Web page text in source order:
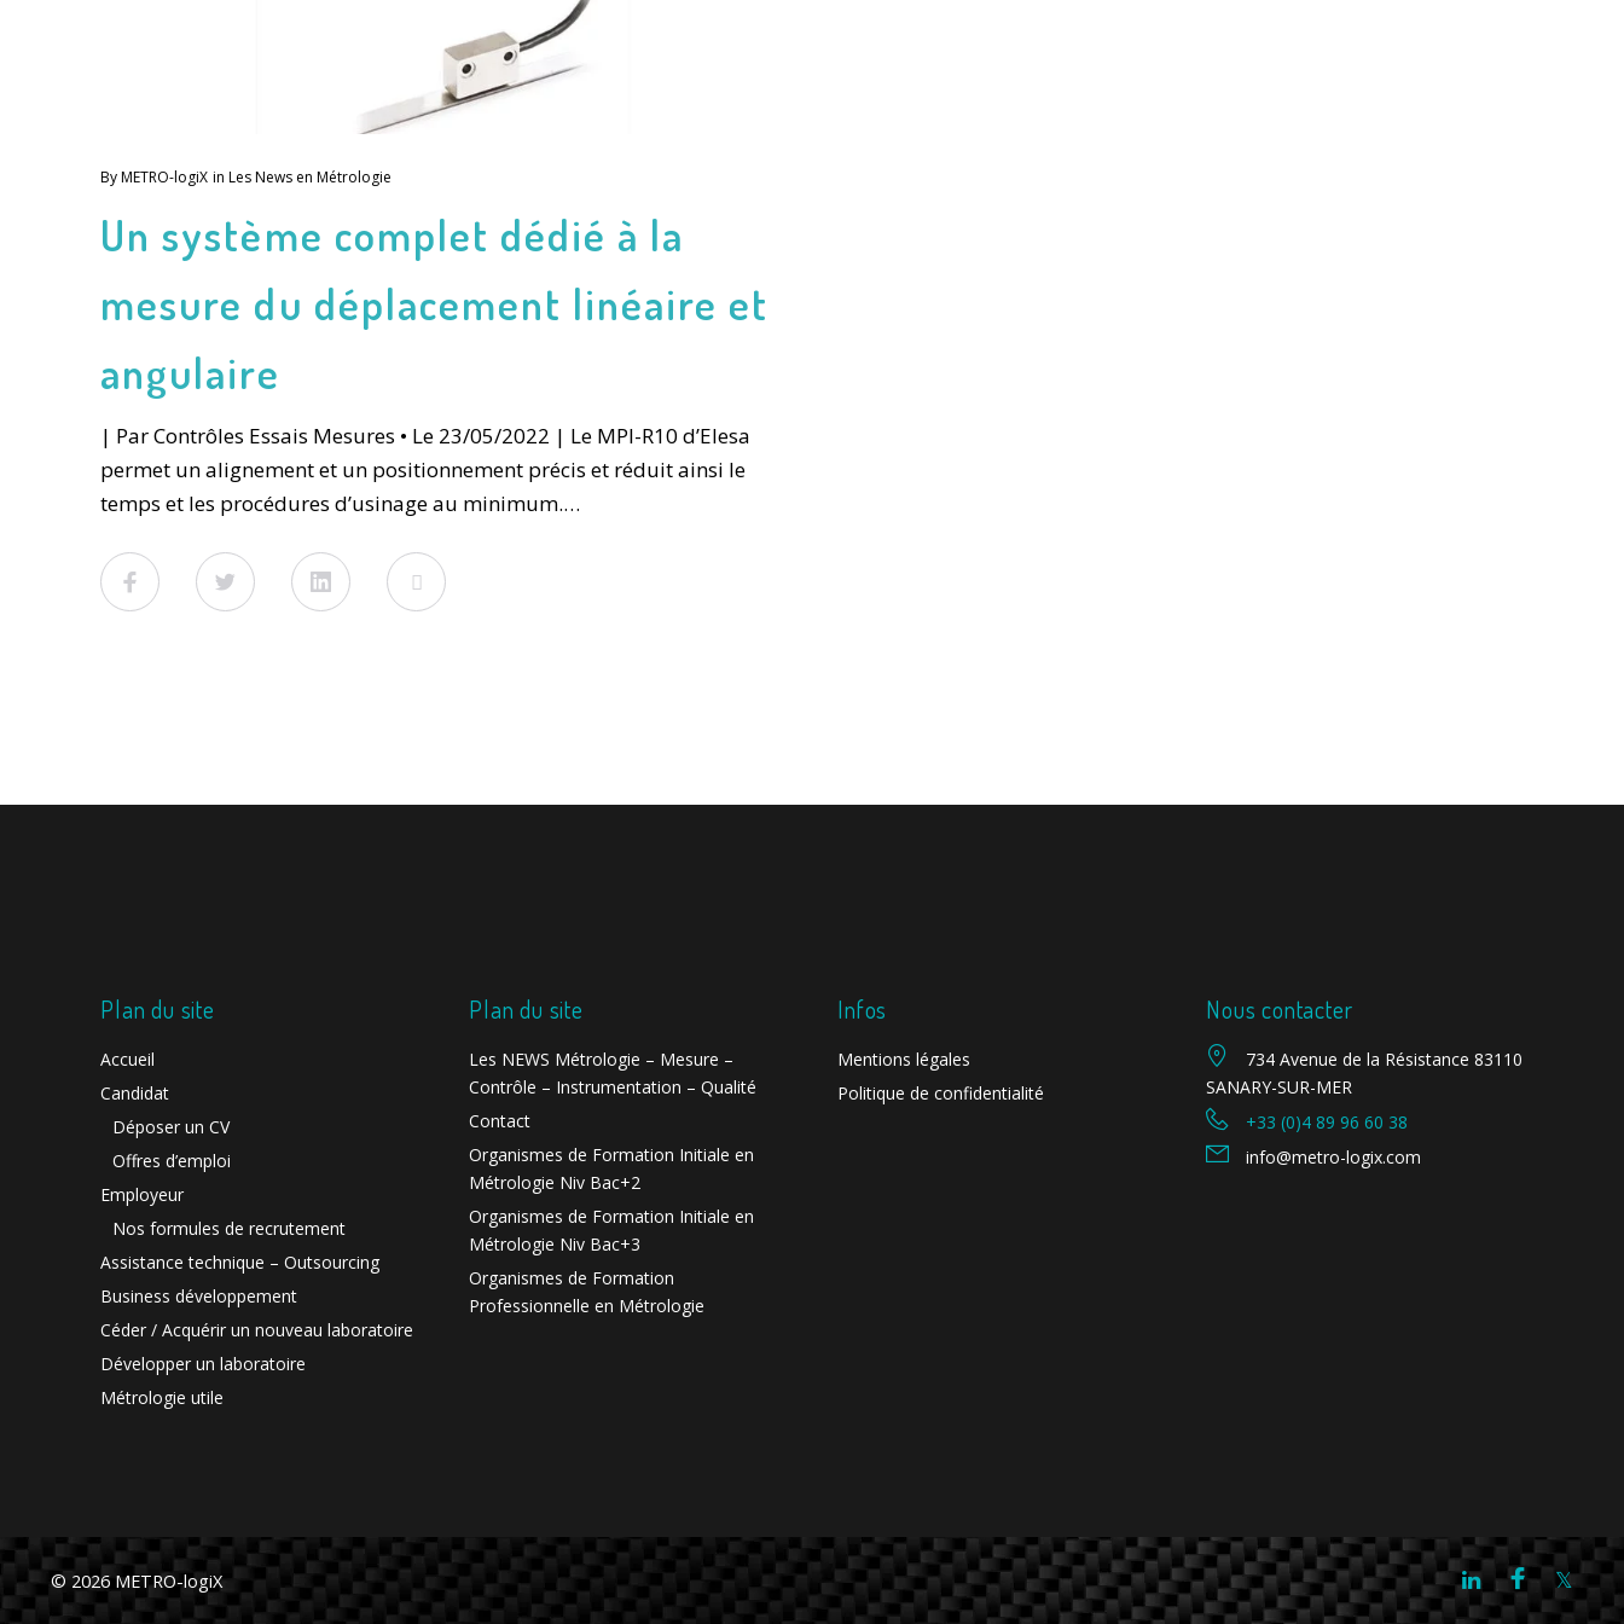
ByMETRO-logiX inLes News en Métrologie
Un système complet dédié à la
mesure du déplacement linéaire et
angulaire
| Par Contrôles Essais Mesures • Le 23/05/2022 | Le MPI-R10 d’Elesa
permet un alignement et un positionnement précis et réduit ainsi le
temps et les procédures d’usinage au minimum.…
FacebookTwitter LinkedIn Viadeo
Plan du site
Accueil
Candidat
Déposer un CV
Offres d’emploi
Employeur
Nos formules de recrutement
Assistance technique – Outsourcing
Business développement
Céder / Acquérir un nouveau laboratoire
Développer un laboratoire
Métrologie utile
Plan du site
Les NEWS Métrologie – Mesure –
Contrôle – Instrumentation – Qualité
Contact
Organismes de Formation Initiale en
Métrologie Niv Bac+2
Organismes de Formation Initiale en
Métrologie Niv Bac+3
Organismes de Formation
Professionnelle en Métrologie
Infos
Mentions légales
Politique de confidentialité
Nous contacter
734 Avenue de la Résistance 83110
SANARY-SUR-MER
+33 (0)4 89 96 60 38
info@metro-logix.com
© 2026 METRO-logiX
LinkedIn
Facebook